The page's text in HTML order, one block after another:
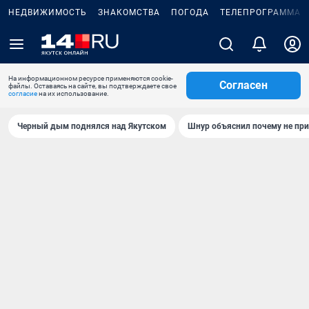
НЕДВИЖИМОСТЬ ЗНАКОМСТВА ПОГОДА ТЕЛЕПРОГРАММА
На информационном ресурсе применяются cookie-
файлы. Оставаясь на сайте, вы подтверждаете свое
согласиена их использование.
Согласен
Черный дым поднялся над Якутском Шнур объяснил почему не